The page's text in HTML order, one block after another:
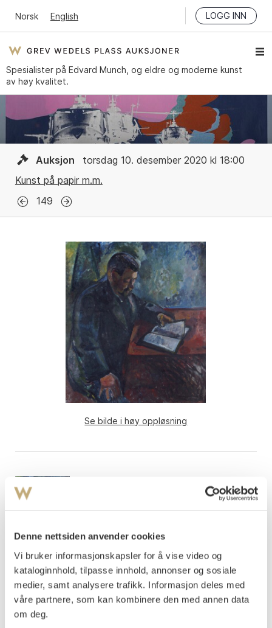
Denne nettsiden anvender cookies
Vi bruker informasjonskapsler for å vise video og
kataloginnhold, tilpasse innhold, annonser og sosiale
medier, samt analysere trafikk. Informasjon deles med
våre partnere, som kan kombinere den med annen data
om deg.
Norsk English LOGG INN
Spesialister på Edvard Munch, og eldre og moderne kunst
av høy kvalitet.
Auksjon
torsdag 10. desember 2020 kl 18:00
Kunst på papir m.m.
149
Se bilde i høy oppløsning
Deberitz, Per (1880-1945 )
Portrett av Wilhelm Wetlesen 1917
Olje på lerret
66x58